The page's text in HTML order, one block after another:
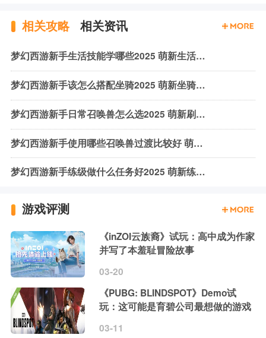
相关攻略 相关资讯
梦幻西游新手生活技能学哪些2025 萌新生活技能学习推荐
梦幻西游新手该怎么搭配坐骑2025 萌新坐骑搭配攻略
梦幻西游新手日常召唤兽怎么选2025 萌新刷任务召唤兽选择推荐
梦幻西游新手使用哪些召唤兽过渡比较好 萌新召唤兽推荐攻略
梦幻西游新手练级做什么任务好2025 萌新练级任务推荐攻略
游戏评测
《inZOI云族裔》试玩：高中成为作家
并写了本羞耻冒险故事
03-20
《PUBG: BLINDSPOT》Demo试
玩：这可能是育碧公司最想做的游戏
03-11